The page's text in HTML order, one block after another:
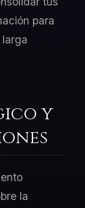
para
y
la